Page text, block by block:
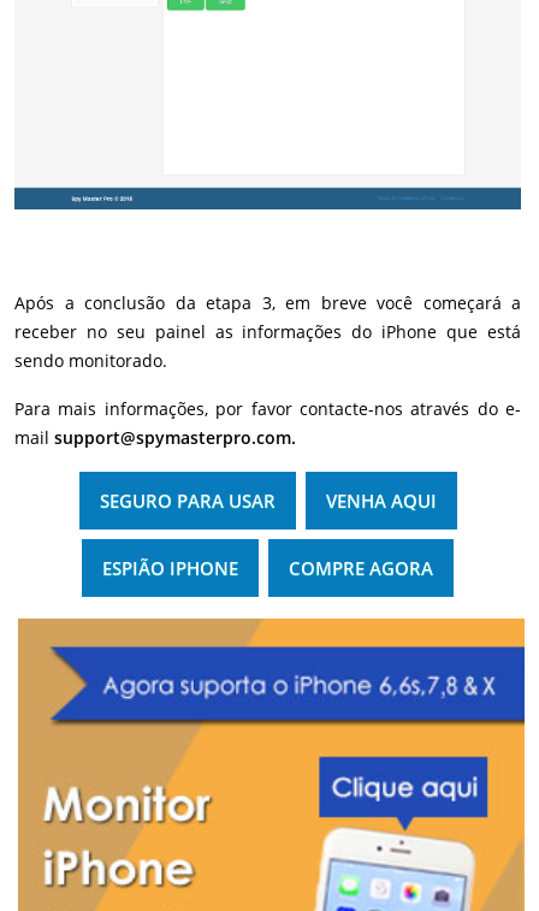
Após a conclusão da etapa 3, em breve você começará a
receber no seu painel as informações do iPhone que está
sendo monitorado.
Para mais informações, por favor contacte-nos através do e-
mail support@spymasterpro.com.
SEGURO PARA USAR VENHA AQUI
ESPIÃO IPHONE COMPRE AGORA